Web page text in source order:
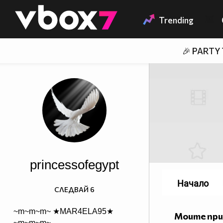
👾 Trending
🎉 PARTY
princessofegypt
~m~m~m~ ★MAR4ELA95★
СЛЕДВАЙ 6
Моите
Начало